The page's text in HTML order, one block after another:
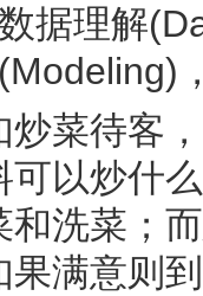
据理解
待客，
可以炒什
和洗菜；
满意则